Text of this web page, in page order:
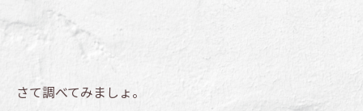
さて調べてみましょ。